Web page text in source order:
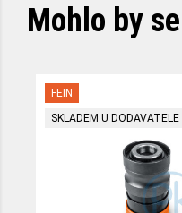
Mohlo by
SKLADEM U DODAVATELE
FEIN